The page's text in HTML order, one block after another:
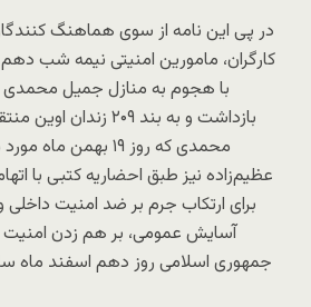
در پی این نامه از سوی هماهنگ
کارگران، مامورین امنیتی نیمه شب
با هجوم به منازل جمیل محمدی
بازداشت و به بند ۲۰۹
محمدی که روز ۱۹
عظیم‌زاده نیز طبق احضاریه کتبی با
برای ارتکاب جرم بر ضد امنیت
آسایش عمومی، بر هم زدن امنیت
جمهوری اسلامی روز دهم اسفند ماه